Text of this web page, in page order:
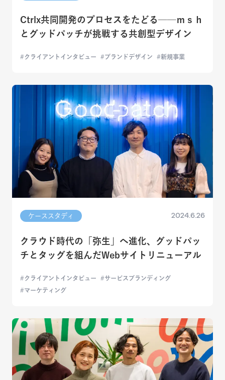
Ctrlx共同開発のプロセスをたどる──ｍｓｈ
とグッドパッチが挑戦する共創型デザイン
クライアントインタビュー ブランドデザイン 新規事業
ケーススタディ 2024.6.26
クラウド時代の「弥生」へ進化、グッドパッ
チとタッグを組んだWebサイトリニューアル
クライアントインタビュー
サービスブランディング
マーケティング